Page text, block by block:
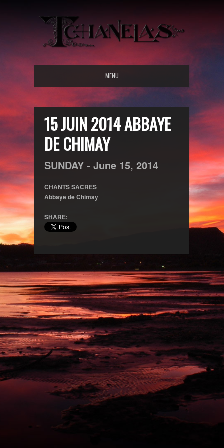
MENU
15 JUIN 2014 ABBAYE
DE CHIMAY
SUNDAY - June 15, 2014
CHANTS SACRES
Abbaye de Chimay
SHARE: